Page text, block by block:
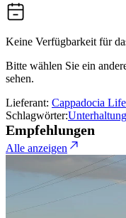
Keine Verfügbarkeit für
Bitte wählen Sie ein
sehen.
Lieferant: Cappadocia
Schlagwörter:Unterhaltung
Empfehlungen
Alle anzeigen